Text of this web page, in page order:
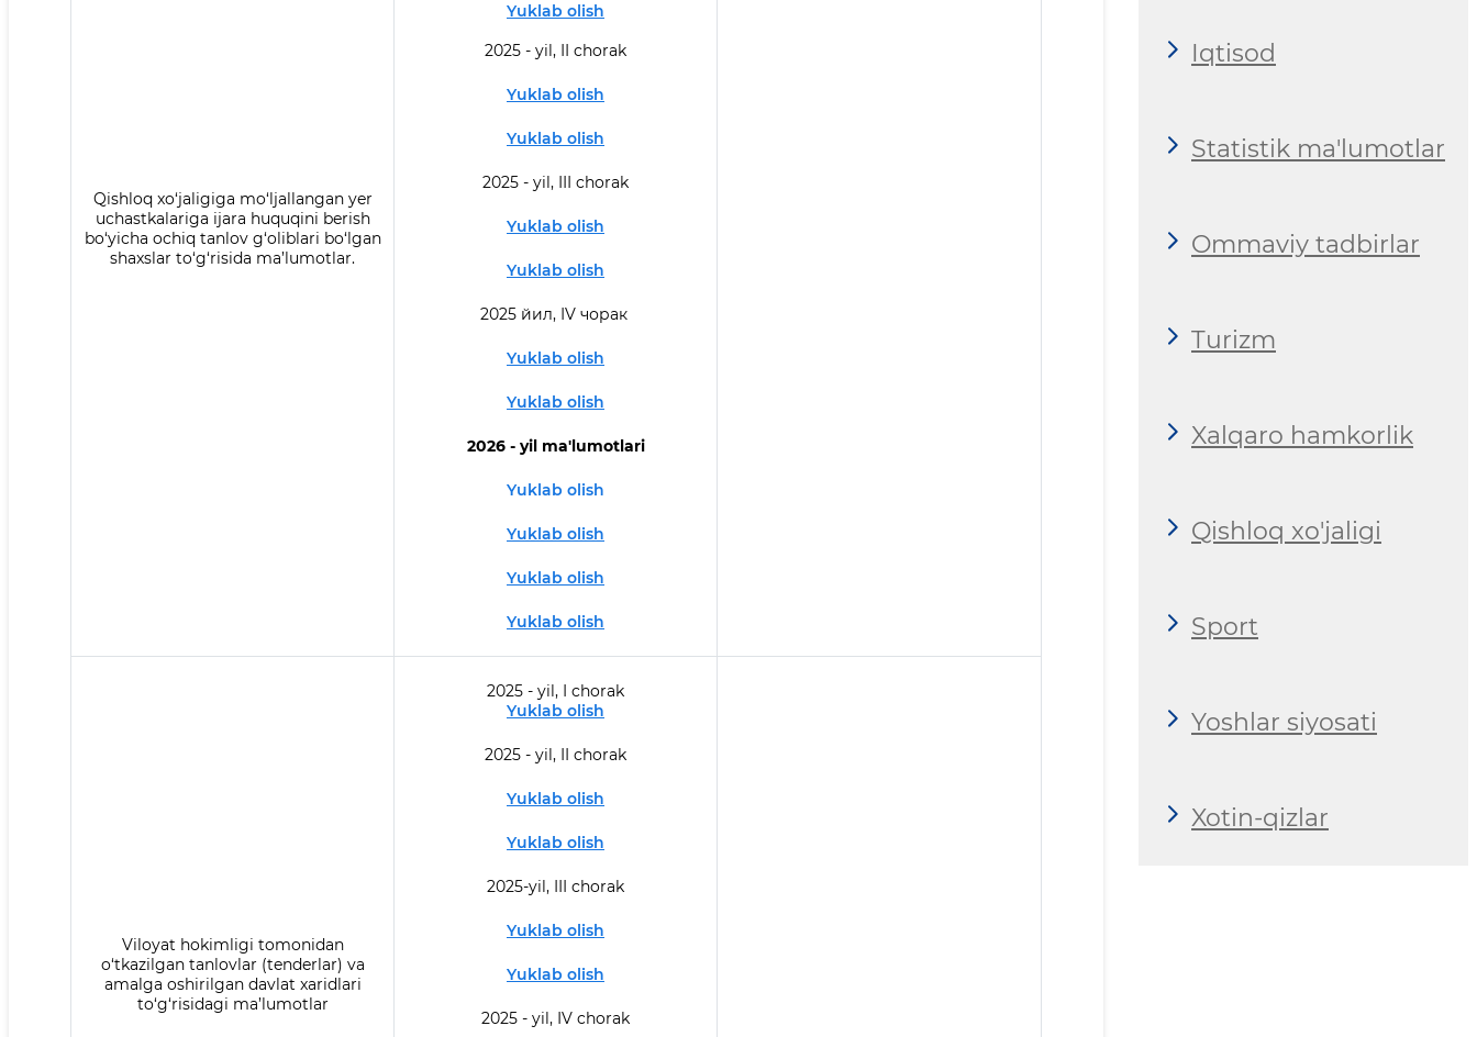
Qishloq xo‘jaligiga mo‘ljallangan yer
uchastkalariga ijara huquqini berish
bo‘yicha ochiq tanlov g‘oliblari bo‘lgan
shaxslar to‘g‘risida ma’lumotlar.
Yuklab olish
2025 - yil, II chorak
Yuklab olish
Yuklab olish
2025 - yil, III chorak
Yuklab olish
Yuklab olish
2025 йил, IV чорак
Yuklab olish
Yuklab olish
2026 - yil ma'lumotlari
Yuklab olish
Yuklab olish
Yuklab olish
Yuklab olish
Viloyat hokimligi tomonidan
o‘tkazilgan tanlovlar (tenderlar) va
amalga oshirilgan davlat xaridlari
to‘g‘risidagi ma’lumotlar
2025 - yil, I chorak
Yuklab olish
2025 - yil, II chorak
Yuklab olish
Yuklab olish
2025-yil, III chorak
Yuklab olish
Yuklab olish
2025 - yil, IV chorak
Iqtisod
Statistik ma'lumotlar
Ommaviy tadbirlar
Turizm
Xalqaro hamkorlik
Qishloq xo'jaligi
Sport
Yoshlar siyosati
Xotin-qizlar